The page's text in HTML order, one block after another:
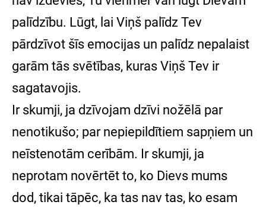
palīdzību. Lūgt, lai Viņš palīdz Tev
pārdzīvot šīs emocijas un palīdz nepalaist
garām tās svētības, kuras Viņš Tev ir
sagatavojis.
Ir skumji, ja dzīvojam dzīvi nožēlā par
nenotikušo; par nepiepildītiem sapņiem un
neīstenotām cerībām. Ir skumji, ja
neprotam novērtēt to, ko Dievs mums
dod, tikai tāpēc, ka tas nav tas, ko esam